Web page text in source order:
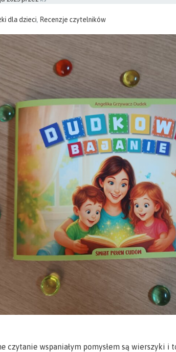
dla dzieci, Recenzje czytelników
czytanie wspaniałym pomysłem są wierszyki i